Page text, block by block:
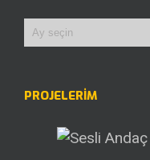
Arşivler
PROJELERİM